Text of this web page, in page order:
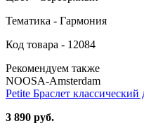
Тематика - Гармония
Код товара - 12084
Рекомендуем также
NOOSA-Amsterdam
Petite Браслет
3 890 руб.